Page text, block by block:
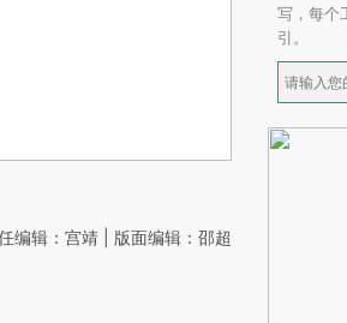
编辑：宫靖 | 版面编辑：邵超
写，每个
引。